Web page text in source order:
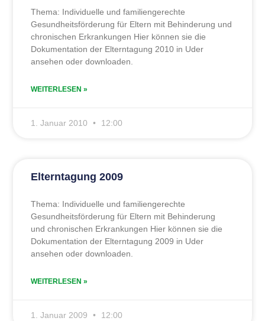
Thema: Individuelle und familiengerechte
Gesundheitsförderung für Eltern mit Behinderung und
chronischen Erkrankungen Hier können sie die
Dokumentation der Elterntagung 2010 in Uder
ansehen oder downloaden.
WEITERLESEN »
1. Januar 2010 12:00
Elterntagung 2009
Thema: Individuelle und familiengerechte
Gesundheitsförderung für Eltern mit Behinderung
und chronischen Erkrankungen Hier können sie die
Dokumentation der Elterntagung 2009 in Uder
ansehen oder downloaden.
WEITERLESEN »
1. Januar 2009 12:00